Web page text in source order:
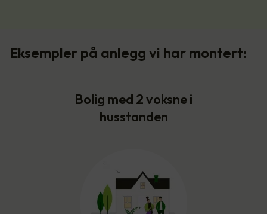
Eksempler på anlegg vi har montert:
Bolig med 2 voksne i
husstanden